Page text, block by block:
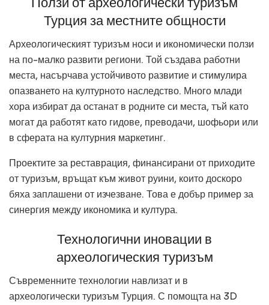
Турция за местните общности
Археологическият туризъм носи и икономически ползи
на по-малко развити региони. Той създава работни
места, насърчава устойчивото развитие и стимулира
опазването на културното наследство. Много млади
хора избират да останат в родните си места, тъй като
могат да работят като гидове, преводачи, шофьори или
в сферата на културния маркетинг.
Проектите за реставрация, финансирани от приходите
от туризъм, връщат към живот руини, които доскоро
бяха заплашени от изчезване. Това е добър пример за
синергия между икономика и култура.
Технологични иновации в
археологическия туризъм
Съвременните технологии навлизат и в
археологически туризъм Турция. С помощта на 3D